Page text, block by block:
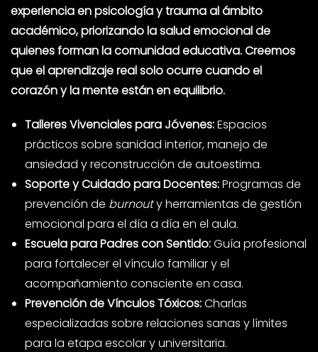
experiencia en psicología y trauma al ámbito
académico, priorizando la salud emocional de
quienes forman la comunidad educativa. Creemos
que el aprendizaje real solo ocurre cuando el
corazón y la mente están en equilibrio.
Talleres Vivenciales para Jóvenes:Espacios
prácticos sobre sanidad interior, manejo de
ansiedad y reconstrucción de autoestima.
Soporte y Cuidado para Docentes:Programas de
prevención de burnouty herramientas de gestión
emocional para el día a día en el aula.
Escuela para Padres con Sentido:Guía profesional
para fortalecer el vínculo familiar y el
acompañamiento consciente en casa.
Prevención de Vínculos Tóxicos:Charlas
especializadas sobre relaciones sanas y límites
para la etapa escolar y universitaria.